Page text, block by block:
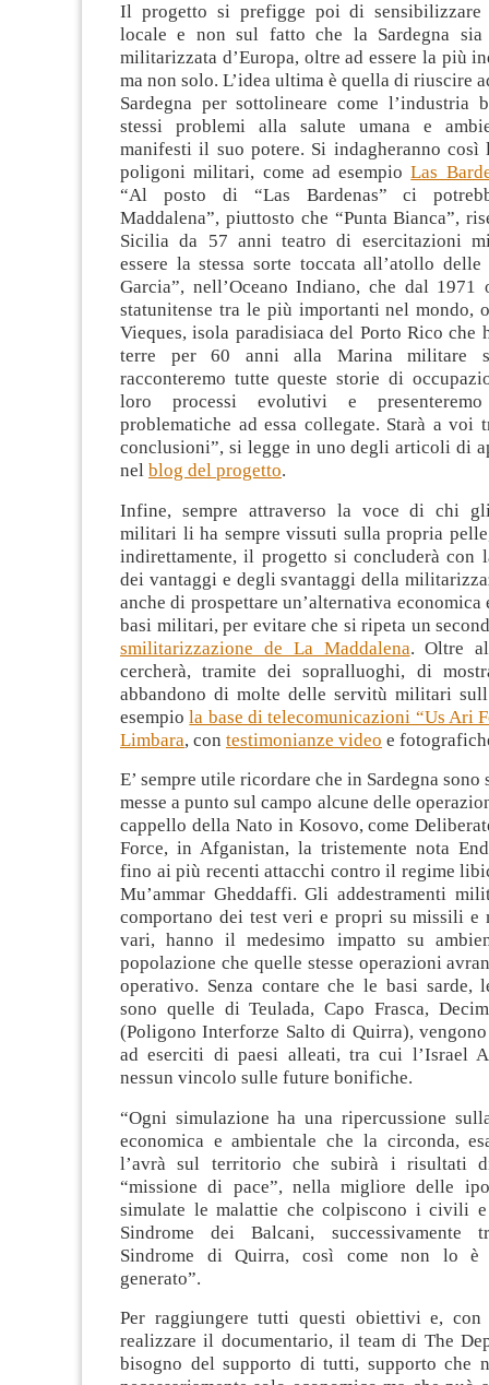
Il progetto si prefigge poi di sensibilizzare
locale e non sul fatto che la Sardegna
militarizzata d’Europa, oltre ad essere la più
ma non solo. L’idea ultima è quella di riuscire
Sardegna per sottolineare come l’industria
stessi problemi alla salute umana e
manifesti il suo potere. Si indagheranno
poligoni militari, come ad esempioLas
“Al posto di “Las Bardenas” ci
Maddalena”, piuttosto che “Punta Bianca”,
Sicilia da 57 anni teatro di esercitazioni
essere la stessa sorte toccata all’atollo delle
Garcia”, nell’Oceano Indiano, che dal 1971
statunitense tra le più importanti nel mondo,
Vieques, isola paradisiaca del Porto Rico che
terre per 60 anni alla Marina militare
racconteremo tutte queste storie di
loro processi evolutivi e
problematiche ad essa collegate. Starà a voi
conclusioni”, si legge in uno degli articoli di
nel blog del progetto.
Infine, sempre attraverso la voce di chi gli
militari li ha sempre vissuti sulla propria
indirettamente, il progetto si concluderà con
dei vantaggi e degli svantaggi della
anche di prospettare un’alternativa
basi militari, per evitare che si ripeta un
smilitarizzazione de La Maddalena. Oltre
cercherà, tramite dei sopralluoghi, di
abbandono di molte delle servitù militari
esempiola base di telecomunicazioni “Us Ari
Limbara, con testimonianze video e
E’ sempre utile ricordare che in Sardegna sono
messe a punto sul campo alcune delle
cappello della Nato in Kosovo, come
Force, in Afganistan, la tristemente nota
fino ai più recenti attacchi contro il regime
Mu’ammar Gheddaffi. Gli addestramenti
comportano dei test veri e propri su missili e
vari, hanno il medesimo impatto su
popolazione che quelle stesse operazioni
operativo. Senza contare che le basi sarde,
sono quelle di Teulada, Capo Frasca,
(Poligono Interforze Salto di Quirra),
ad eserciti di paesi alleati, tra cui l’Israel
nessun vincolo sulle future bonifiche.
“Ogni simulazione ha una ripercussione
economica e ambientale che la circonda,
l’avrà sul territorio che subirà i risultati
“missione di pace”, nella migliore delle
simulate le malattie che colpiscono i civili
Sindrome dei Balcani, successivamente
Sindrome di Quirra, così come non lo è
generato”.
Per raggiungere tutti questi obiettivi e, con
realizzare il documentario, il team di The
bisogno del supporto di tutti, supporto che